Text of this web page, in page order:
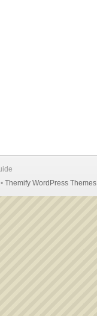
• Themify WordPress Themes